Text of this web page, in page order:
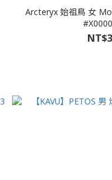
Arcteryx 始祖鳥 女